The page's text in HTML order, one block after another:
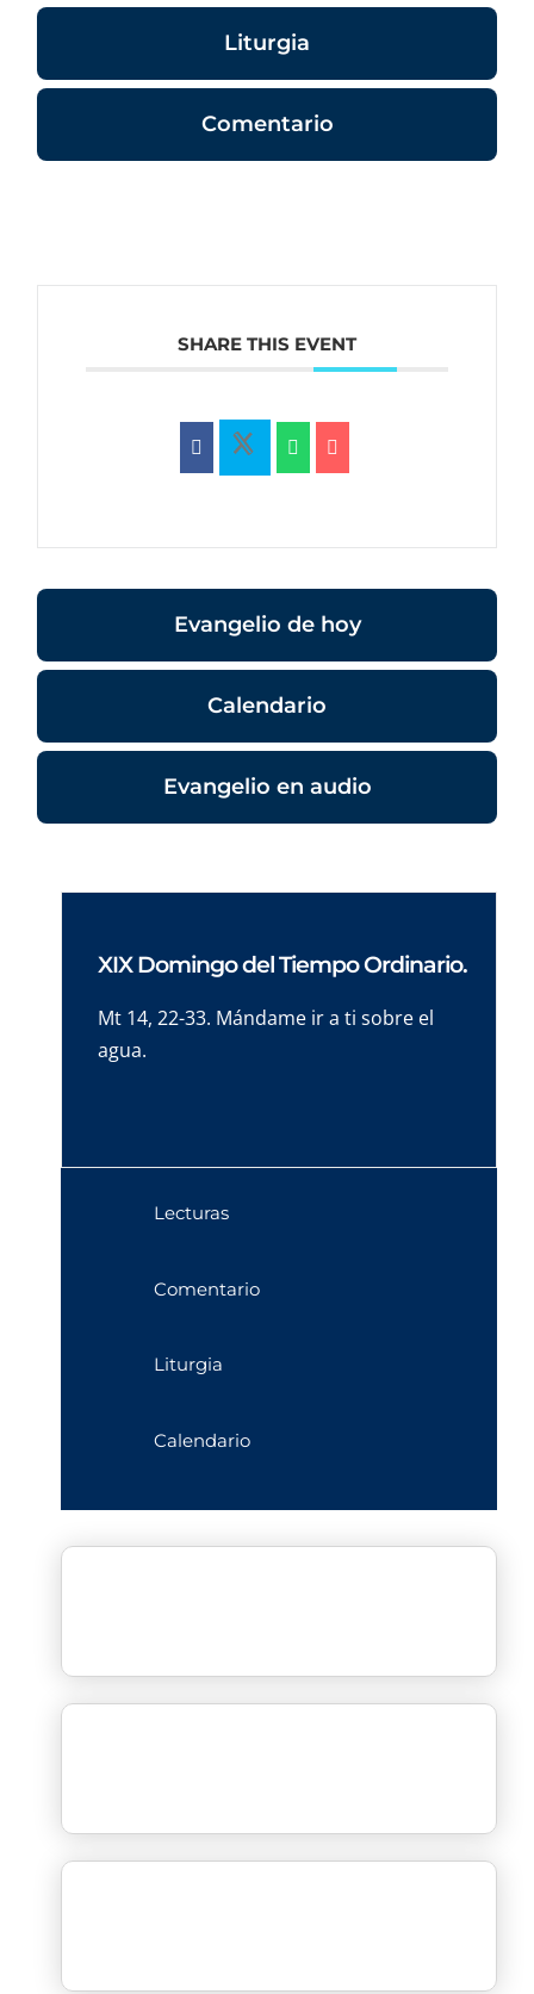
Liturgia
Comentario
SHARE THIS EVENT
Evangelio de hoy
Calendario
Evangelio en audio
XIX Domingo del Tiempo Ordinario.
Mt 14, 22-33. Mándame ir a ti sobre el
agua.
Lecturas
Comentario
Liturgia
Calendario